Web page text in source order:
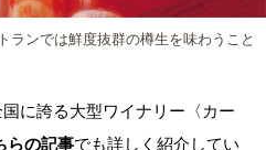
ランでは鮮度抜群の樽生を味わうこと
に誇る大型ワイナリー〈カー
らの記事でも詳しく紹介してい